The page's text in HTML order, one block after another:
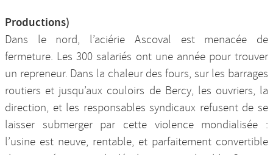
Productions)
Dans le nord, l’aciérie Ascoval est menacée de
fermeture. Les 300 salariés ont une année pour trouver
un repreneur. Dans la chaleur des fours, sur les barrages
routiers et jusqu’aux couloirs de Bercy, les ouvriers, la
direction, et les responsables syndicaux refusent de se
laisser submerger par cette violence mondialisée :
l’usine est neuve, rentable, et parfaitement convertible